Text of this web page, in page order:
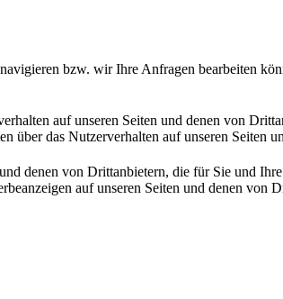
bzw. wir Ihre Anfragen bearbeiten
auf unseren Seiten und denen von
über das Nutzerverhalten auf unseren Seiten
denen von Drittanbietern, die für Sie und
auf unseren Seiten und denen